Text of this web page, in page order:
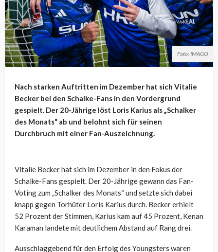
Foto: IMAGO
Nach starken Auftritten im Dezember hat sich Vitalie
Becker bei den Schalke-Fans in den Vordergrund
gespielt. Der 20-Jährige löst Loris Karius als „Schalker
des Monats“ ab und belohnt sich für seinen
Durchbruch mit einer Fan-Auszeichnung.
Vitalie Becker hat sich im Dezember in den Fokus der
Schalke-Fans gespielt. Der 20-Jährige gewann das Fan-
Voting zum „Schalker des Monats“ und setzte sich dabei
knapp gegen Torhüter Loris Karius durch. Becker erhielt
52 Prozent der Stimmen, Karius kam auf 45 Prozent, Kenan
Karaman landete mit deutlichem Abstand auf Rang drei.
Ausschlaggebend für den Erfolg des Youngsters waren